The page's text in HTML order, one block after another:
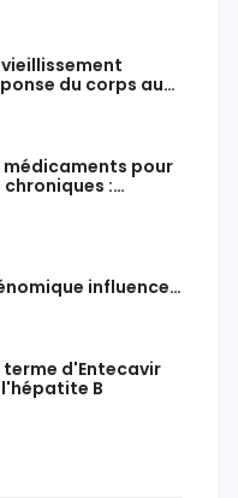
du corps aux
médicaments pour
:
influence
terme d'Entecavir
B